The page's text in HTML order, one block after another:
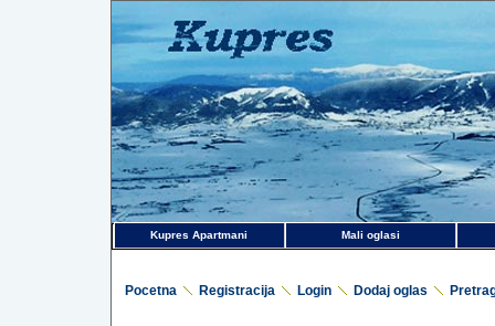
Kupres Apartmani Mali oglasi
Pocetna Registracija Login Dodaj oglas